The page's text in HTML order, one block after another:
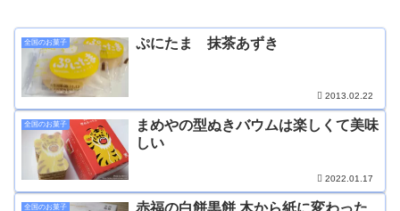
全国のお菓子 ぷにたま 抹茶あずき
2013.02.22
全国のお菓子
まめやの型ぬきバウムは楽しくて美味
しい
2022.01.17
全国のお菓子